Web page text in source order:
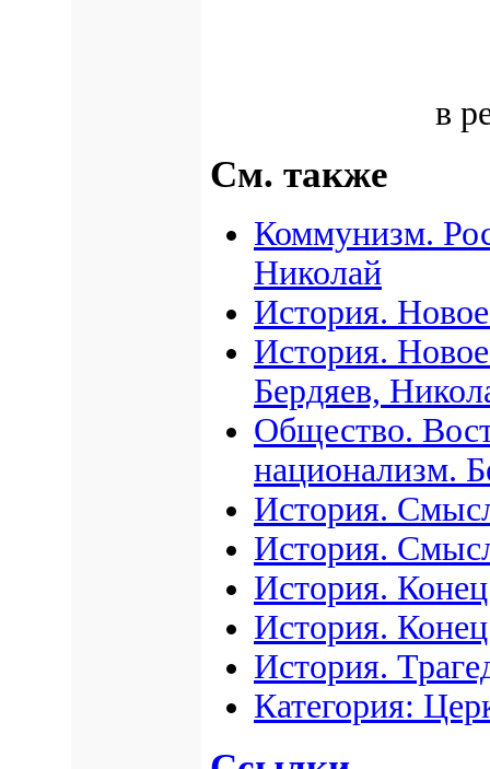
в
См. также
Коммунизм.
Николай
История.
История.
Бердяев,
Общество.
национализм.
История.
История.
История.
История.
История.
Категория: